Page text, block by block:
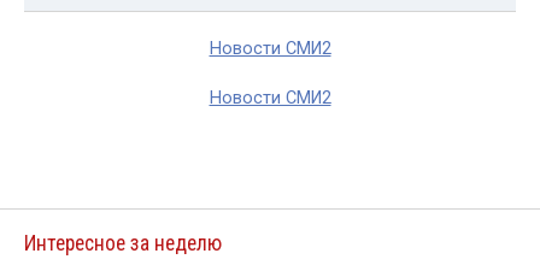
Новости СМИ2
Новости СМИ2
Интересное за неделю